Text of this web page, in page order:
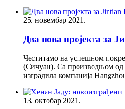
25. новембар 2021.
Два нова пројекта за
Честитамо на успешном
(Сичуан). Са производњом од
изградила компанија
13. октобар 2021.